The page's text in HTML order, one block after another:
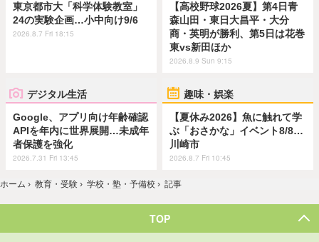
東京都市大「科学体験教室」
24の実験企画…小中向け9/6
2026.8.7 Fri 18:15
【高校野球2026夏】第4日青
森山田・東日大昌平・大分
商・英明が勝利、第5日は花巻
東vs新田ほか
2026.8.9 Sun 9:15
デジタル生活
Google、アプリ向け年齢確認
APIを年内に世界展開…未成年
者保護を強化
2026.7.31 Fri 13:45
趣味・娯楽
【夏休み2026】魚に触れて学
ぶ「おさかな」イベント8/8…
川崎市
2026.8.7 Fri 10:45
ホーム › 教育・受験 › 学校・塾・予備校 › 記事
TOP